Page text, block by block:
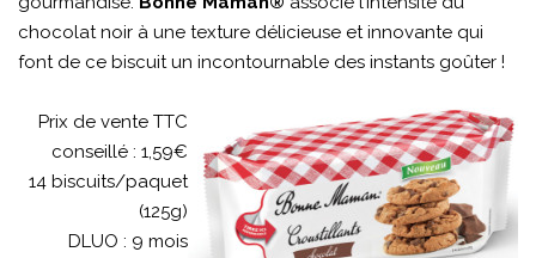
chocolat noir à une texture délicieuse et innovante qui
font de ce biscuit un incontournable des instants goûter !
Prix de vente TTC
conseillé : 1,59€
14 biscuits/paquet
(125g)
DLUO : 9 mois